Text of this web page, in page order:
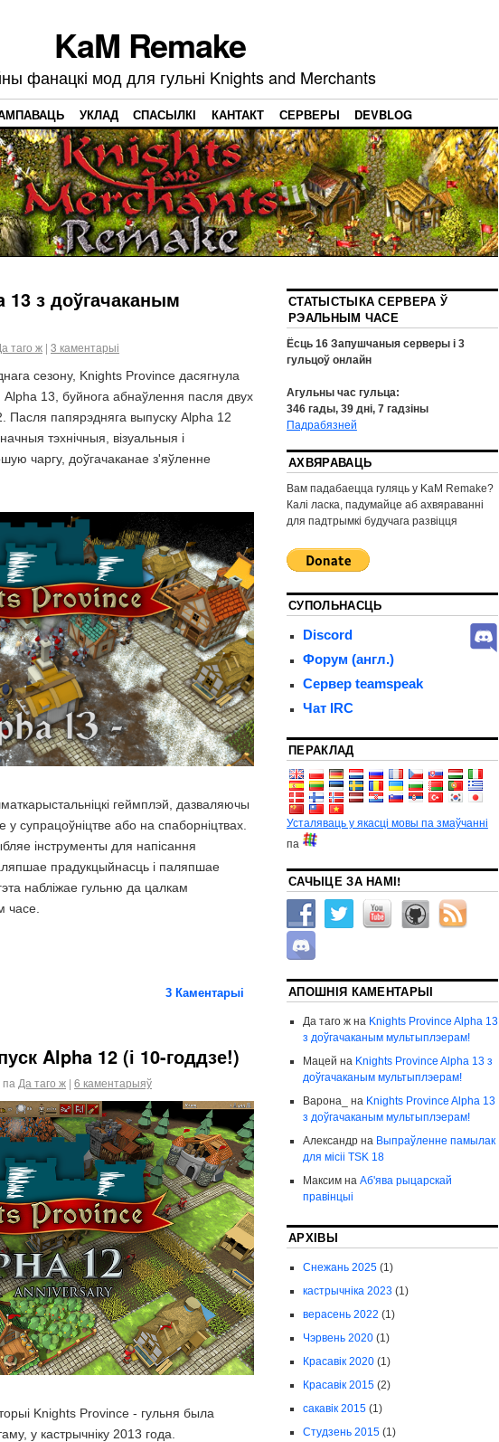
KaM Remake
фанацкі мод для гульні Knights and Merchants
УКЛАД СПАСЫЛКІ КАНТАКТ СЕРВЕРЫ DEVBLOG
з доўгачаканым
таго ж | 3 каментарыі
сезону, Knights Province дасягнула
Alpha 13, буйнога абнаўлення пасля двух
Пасля папярэдняга выпуску Alpha 12
тэхнічныя, візуальныя і
чаргу, доўгачаканае з'яўленне
геймплэй, дазваляючы
супрацоўніцтве або на спаборніцтвах.
інструменты для напісання
прадукцыйнасць і паляпшае
набліжае гульню да цалкам
часе.
3 Каментарыі
Alpha 12 (і 10-годдзе!)
па Да таго ж | 6 каментарыяў
Knights Province - гульня была
у кастрычніку 2013 года.
СТАТЫСТЫКА СЕРВЕРА Ў
РЭАЛЬНЫМ ЧАСЕ
Ёсць 16Запушчаныя серверы і 3
гульцоў онлайн
Агульны час гульца:
346гады, 39дні, 7гадзіны
Падрабязней
АХВЯРАВАЦЬ
Вам падабаецца гуляць у KaM Remake?
Калі ласка, падумайце аб ахвяраванні
для падтрымкі будучага развіцця
СУПОЛЬНАСЦЬ
Discord
Форум (англ.)
Сервер teamspeak
Чат IRC
ПЕРАКЛАД
Усталяваць у якасці мовы па змаўчанні
па
САЧЫЦЕ ЗА НАМІ!
АПОШНІЯ КАМЕНТАРЫІ
Да таго жна Knights Province Alpha 13
з доўгачаканым мультыплэерам!
Мацей на Knights Province Alpha 13 з
доўгачаканым мультыплэерам!
Варона_
на Knights Province Alpha 13
з доўгачаканым мультыплэерам!
Александрна Выпраўленне памылак
для місіі TSK 18
Максимна Аб'ява рыцарскай
правінцыі
АРХІВЫ
Снежань 2025(1)
кастрычніка 2023(1)
верасень 2022 (1)
Чэрвень 2020(1)
Красавік 2020(1)
Красавік 2015(2)
сакавік 2015(1)
Студзень 2015(1)